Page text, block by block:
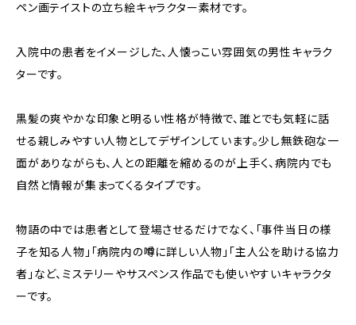
ペン画テイストの立ち絵キャラクター素材です。
入院中の患者をイメージした、人懐っこい雰囲気の男性キャラク
ターです。
黒髪の爽やかな印象と明るい性格が特徴で、誰とでも気軽に話
せる親しみやすい人物としてデザインしています。少し無鉄砲な一
面がありながらも、人との距離を縮めるのが上手く、病院内でも
自然と情報が集まってくるタイプです。
物語の中では患者として登場させるだけでなく、「事件当日の様
子を知る人物」「病院内の噂に詳しい人物」「主人公を助ける協力
者」など、ミステリーやサスペンス作品でも使いやすいキャラクタ
ーです。